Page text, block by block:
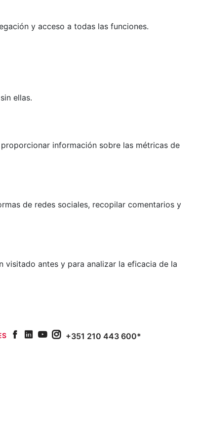
y acceso a todas las funciones.
ellas.
información sobre las métricas de
de redes sociales, recopilar comentarios y
visitado antes y para analizar la eficacia de la
+351 210 443 600*